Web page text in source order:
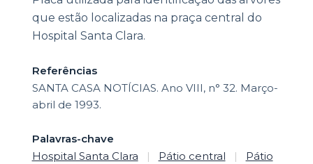
que estão localizadas na praça central do
Hospital Santa Clara.
Referências
SANTA CASA NOTÍCIAS. Ano VIII, n° 32. Março-
abril de 1993.
Palavras-chave
Hospital Santa Clara
| Pátio central |
Pátio